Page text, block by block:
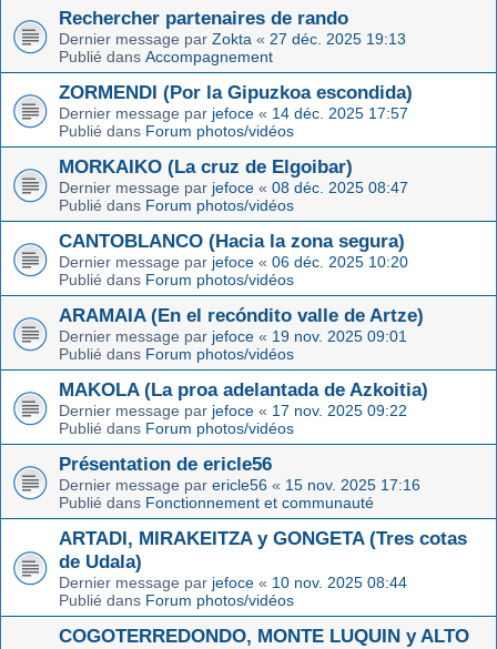
Rechercher partenaires de rando
Dernier message par Zokta « 27 déc. 2025 19:13
Publié dans Accompagnement
ZORMENDI (Por la Gipuzkoa escondida)
Dernier message par jefoce « 14 déc. 2025 17:57
Publié dans Forum photos/vidéos
MORKAIKO (La cruz de Elgoibar)
Dernier message par jefoce « 08 déc. 2025 08:47
Publié dans Forum photos/vidéos
CANTOBLANCO (Hacia la zona segura)
Dernier message par jefoce « 06 déc. 2025 10:20
Publié dans Forum photos/vidéos
ARAMAIA (En el recóndito valle de Artze)
Dernier message par jefoce « 19 nov. 2025 09:01
Publié dans Forum photos/vidéos
MAKOLA (La proa adelantada de Azkoitia)
Dernier message par jefoce « 17 nov. 2025 09:22
Publié dans Forum photos/vidéos
Présentation de ericle56
Dernier message par ericle56 « 15 nov. 2025 17:16
Publié dans Fonctionnement et communauté
ARTADI, MIRAKEITZA y GONGETA (Tres cotas
de Udala)
Dernier message par jefoce « 10 nov. 2025 08:44
Publié dans Forum photos/vidéos
COGOTERREDONDO, MONTE LUQUIN y ALTO